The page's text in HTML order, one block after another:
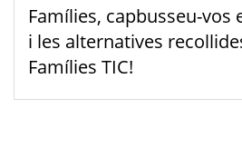
Famílies, capbusseu-vos
i les alternatives
Famílies TIC!